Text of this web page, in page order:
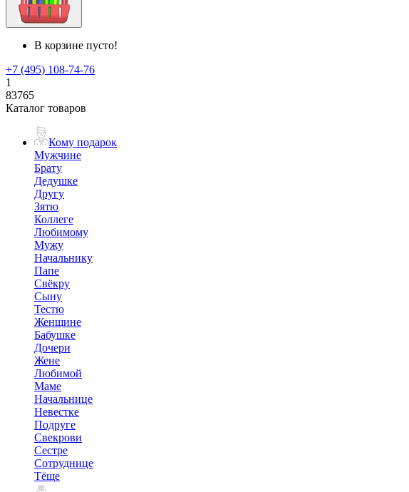
В корзине пусто!
+7 (495) 108-74-76
1
83765
Каталог товаров
Кому подарок
Мужчине
Брату
Дедушке
Другу
Зятю
Коллеге
Любимому
Мужу
Начальнику
Папе
Свёкру
Сыну
Тестю
Женщине
Бабушке
Дочери
Жене
Любимой
Маме
Начальнице
Невестке
Подруге
Свекрови
Сестре
Сотруднице
Тёще